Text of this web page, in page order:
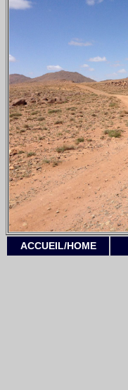
ACCUEIL/HOME